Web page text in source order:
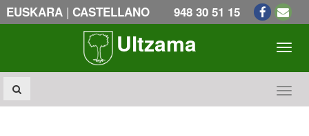
EUSKARA | CASTELLANO 948 30 51 15
Ultzama